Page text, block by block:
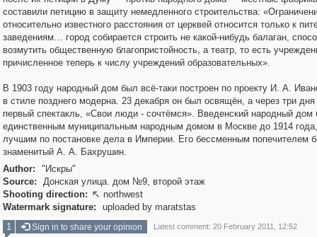
составили петицию в защиту немедленного строительства:
относительно известного расстояния от церквей относится только к
заведениям… город собирается строить не какой-нибудь балаган,
возмутить общественную благопристойность, а театр, то есть
причисленное теперь к числу учреждений образовательных».
В 1903 году народный дом был всё-таки построен по проекту И. А.
в стиле позднего модерна. 23 декабря он был освящён, а через три дня
первый спектакль, «Свои люди - сочтёмся». Введенский народный дом
единственным муниципальным народным домом в Москве до 1914
лучшим по постановке дела в Империи. Его бессменным попечителем
знаменитый А. А. Бахрушин.
Author:
"Искры"
Source:
Донская улица. дом №9, второй этаж
Shooting direction:  northwest
Watermark signature:
uploaded by maratstas
1
Sign in to share your opinion Latest comment: 20 February 2011, 12:52